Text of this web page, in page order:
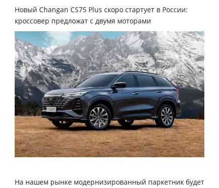
Новый Changan CS75 Plus скоро стартует в России:
кроссовер предложат с двумя моторами
На нашем рынке модернизированный паркетник будет